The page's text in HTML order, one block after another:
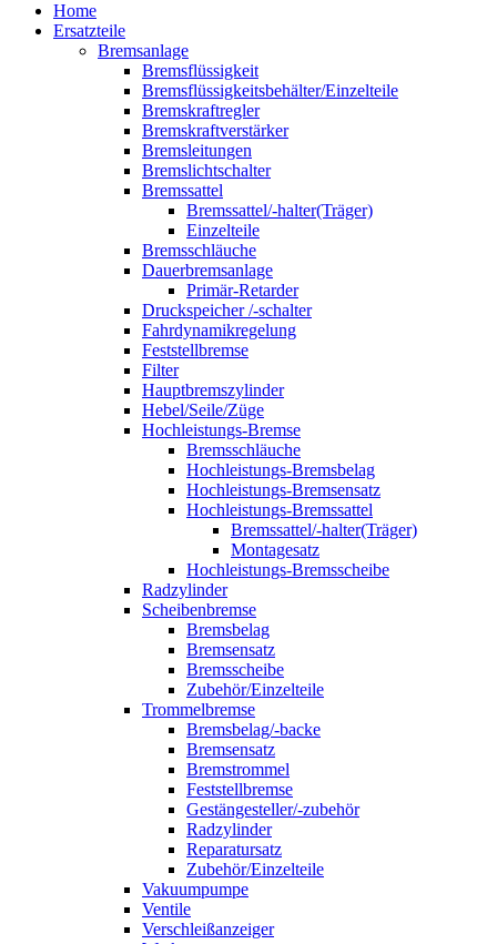
Home
Ersatzteile
Bremsanlage
Bremsflüssigkeit
Bremsflüssigkeitsbehälter/Einzelteile
Bremskraftregler
Bremskraftverstärker
Bremsleitungen
Bremslichtschalter
Bremssattel
Bremssattel/-halter(Träger)
Einzelteile
Bremsschläuche
Dauerbremsanlage
Primär-Retarder
Druckspeicher /-schalter
Fahrdynamikregelung
Feststellbremse
Filter
Hauptbremszylinder
Hebel/Seile/Züge
Hochleistungs-Bremse
Bremsschläuche
Hochleistungs-Bremsbelag
Hochleistungs-Bremsensatz
Hochleistungs-Bremssattel
Bremssattel/-halter(Träger)
Montagesatz
Hochleistungs-Bremsscheibe
Radzylinder
Scheibenbremse
Bremsbelag
Bremsensatz
Bremsscheibe
Zubehör/Einzelteile
Trommelbremse
Bremsbelag/-backe
Bremsensatz
Bremstrommel
Feststellbremse
Gestängesteller/-zubehör
Radzylinder
Reparatursatz
Zubehör/Einzelteile
Vakuumpumpe
Ventile
Verschleißanzeiger